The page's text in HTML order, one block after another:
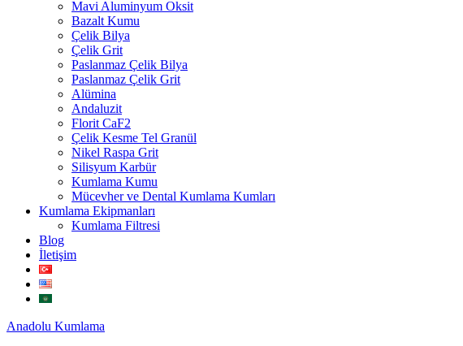
Mavi Aluminyum Oksit
Bazalt Kumu
Çelik Bilya
Çelik Grit
Paslanmaz Çelik Bilya
Paslanmaz Çelik Grit
Alümina
Andaluzit
Florit CaF2
Çelik Kesme Tel Granül
Nikel Raspa Grit
Silisyum Karbür
Kumlama Kumu
Mücevher ve Dental Kumlama Kumları
Kumlama Ekipmanları
Kumlama Filtresi
Blog
İletişim
Anadolu Kumlama